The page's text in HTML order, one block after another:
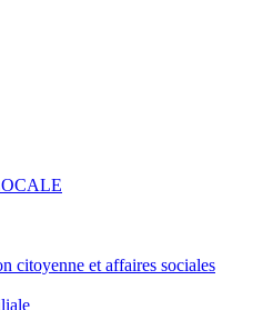
citoyenne et affaires sociales